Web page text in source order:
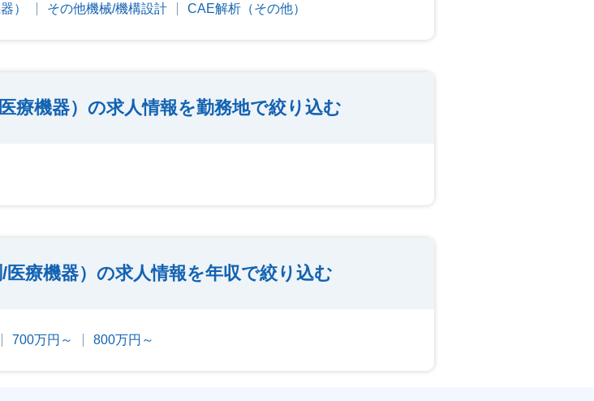
）
その他機械/機構設計 CAE解析（その他）
療機器）の求人情報を勤務地で絞り込む
医療機器）の求人情報を年収で絞り込む
700万円～ 800万円～